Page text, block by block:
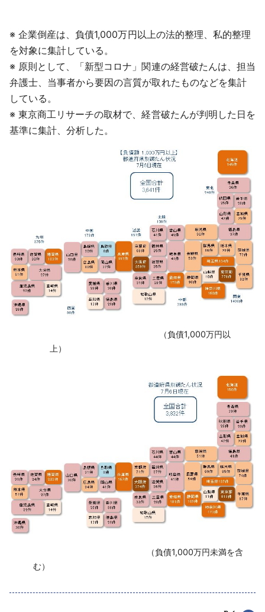
※ 企業倒産は、負債1,000万円以上の法的整理、私的整理
を対象に集計している。
※ 原則として、「新型コロナ」関連の経営破たんは、担当
弁護士、当事者から要因の言質が取れたものなどを集計
している。
※ 東京商工リサーチの取材で、経営破たんが判明した日を
基準に集計、分析した。
‌ （負債1,000万円以
上）
‌ （負債1,000万円未満を含
む）